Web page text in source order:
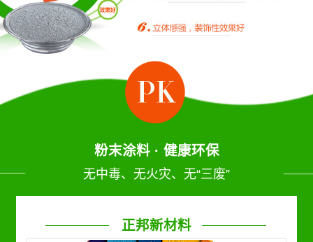
粉末涂料 · 健康环保
无中毒、无火灾、无“三废”
正邦新材料